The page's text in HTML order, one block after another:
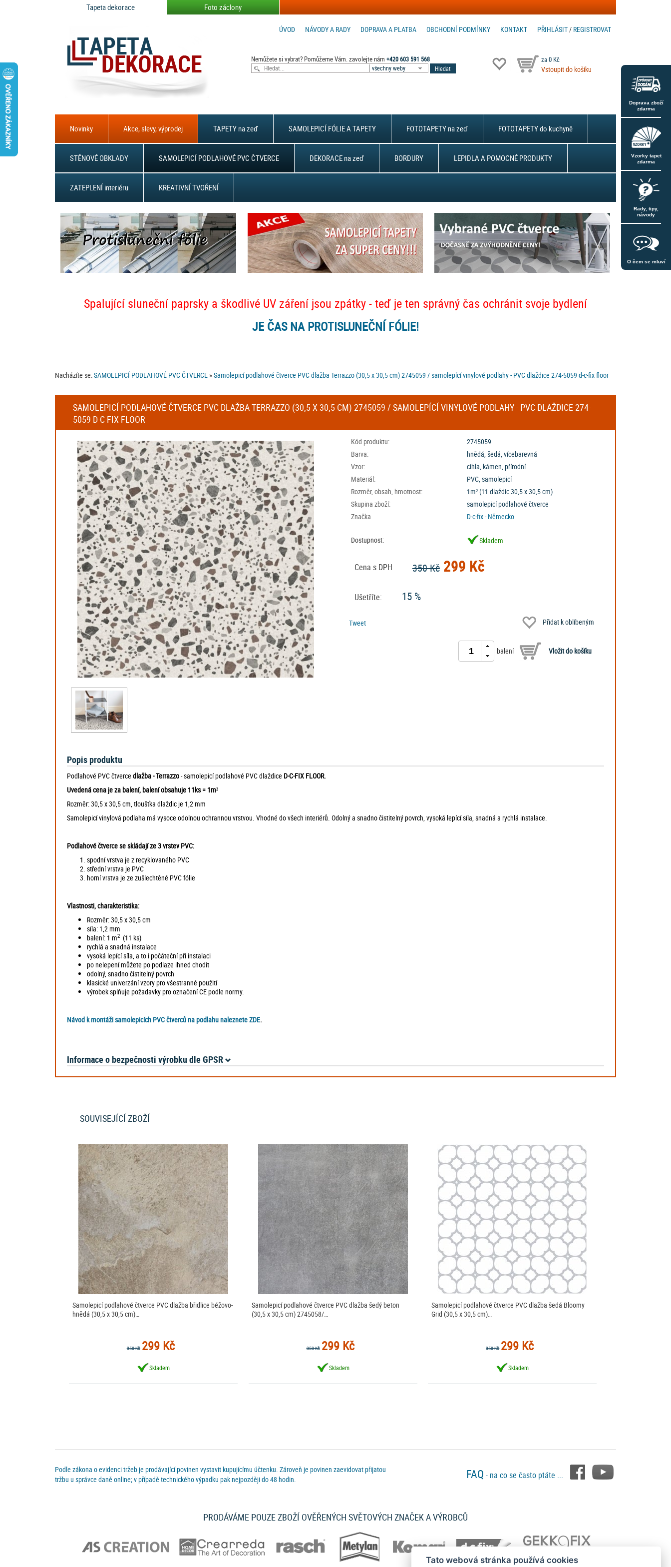
Tapeta dekorace Foto záclony
PŘIHLÁSIT/ REGISTROVAT
KONTAKT
OBCHODNÍ PODMÍNKY
DOPRAVA A PLATBA
NÁVODY A RADY
ÚVOD
Nemůžete si vybrat? Pomůžeme Vám. zavolejte nám+420 603 591 568
všechny weby
za 0 Kč
Vstoupit do košíku
Novinky Akce, slevy, výprodej TAPETY na zeď SAMOLEPICÍ FÓLIE A TAPETY FOTOTAPETY na zeď FOTOTAPETY do kuchyně
STĚNOVÉ OBKLADY SAMOLEPICÍ PODLAHOVÉ PVC ČTVERCE DEKORACE na zeď BORDURY LEPIDLA A POMOCNÉ PRODUKTY
ZATEPLENÍ interiéru KREATIVNÍ TVOŘENÍ
Doprava zboží
zdarma
Vzorky tapet
zdarma
Rady, tipy,
návody
O čem se mluví
Spalující sluneční paprsky a škodlivé UV záření jsou zpátky - teď je ten správný čas ochránit svoje bydlení
JE ČAS NA PROTISLUNEČNÍ FÓLIE!
Nacházíte se:SAMOLEPICÍ PODLAHOVÉ PVC ČTVERCE »Samolepicí podlahové čtverce PVC dlažba Terrazzo (30,5 x 30,5 cm) 2745059 / samolepící vinylové podlahy - PVC dlaždice 274-5059 d-c-fix floor
SAMOLEPICÍ PODLAHOVÉ ČTVERCE PVC DLAŽBA TERRAZZO (30,5 X 30,5 CM) 2745059 / SAMOLEPÍCÍ VINYLOVÉ PODLAHY - PVC DLAŽDICE 274-
5059 D-C-FIX FLOOR
Kód produktu:
2745059
Barva:
hnědá, šedá, vícebarevná
Vzor:
cihla, kámen, přírodní
Materiál:
PVC, samolepicí
Rozměr, obsah, hmotnost:
1m² (11 dlaždic 30,5 x 30,5 cm)
Skupina zboží:
samolepicí podlahové čtverce
Značka
D-c-fix - Německo
Dostupnost: Skladem
Cena s DPH 350 Kč299 Kč
Ušetříte: 15 %
Tweet Přidat k oblíbeným
balení
Popis produktu
Podlahové PVC čtvercedlažba - Terrazzo- samolepicí podlahové PVC dlaždice D-C-FIX FLOOR.
Uvedená cena je za balení, balení obsahuje 11ks = 1m²
Rozměr: 30,5 x 30,5 cm, tloušťka dlaždic je 1,2 mm
Samolepicí vinylová podlaha má vysoce odolnou ochrannou vrstvou. Vhodné do všech interiérů. Odolný a snadno čistitelný povrch, vysoká lepící síla, snadná a rychlá instalace.
Podlahové čtverce se skládají ze 3 vrstev PVC:
spodní vrstva je z recyklovaného PVC
střední vrstva je PVC
horní vrstva je ze zušlechtěné PVC fólie
Vlastnosti, charakteristika:
Rozměr: 30,5 x 30,5 cm
síla: 1,2 mm
balení: 1 m2 (11 ks)
rychlá a snadná instalace
vysoká lepící síla, a to i počáteční při instalaci
po nelepení můžete po podlaze ihned chodit
odolný, snadno čistitelný povrch
klasické univerzání vzory pro všestranné použití
výrobek splňuje požadavky pro označení CE podle normy.
Návod k montáži samolepicích PVC čtverců na podlahu naleznete ZDE.
Informace o bezpečnosti výrobku dle GPSR
SOUVISEJÍCÍ ZBOŽÍ
Samolepicí podlahové čtverce PVC dlažba břidlice béžovo-
hnědá (30,5 x 30,5 cm)…
350 Kč 299 Kč
Skladem
Samolepicí podlahové čtverce PVC dlažba šedý beton
(30,5 x 30,5 cm) 2745058/…
350 Kč 299 Kč
Skladem
Samolepicí podlahové čtverce PVC dlažba šedá Bloomy
Grid (30,5 x 30,5 cm)…
350 Kč 299 Kč
Skladem
Podle zákona o evidenci tržeb je prodávající povinen vystavit kupujícímu účtenku. Zároveň je povinen zaevidovat přijatou
tržbu u správce daně online; v případě technického výpadku pak nejpozději do 48 hodin.
FAQ - na co se často ptáte ...
PRODÁVÁME POUZE ZBOŽÍ OVĚŘENÝCH SVĚTOVÝCH ZNAČEK A VÝROBCŮ
Tato webová stránka používá cookies